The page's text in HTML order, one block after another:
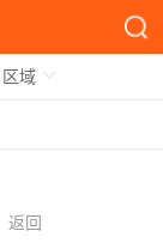
区域
返回